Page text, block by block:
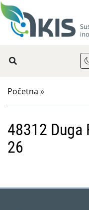
Početna »
48312 Duga
26